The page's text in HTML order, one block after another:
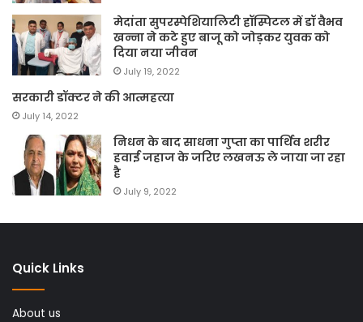
मेदांता सुपरस्पेशियालिटी हॉस्पिटल में डॉ वैभव
खन्ना ने कटे हुए बाजू को जोड़कर युवक को
दिया नया जीवन
July 19, 2022
सरकारी डॉक्टर ने की आत्महत्या
July 14, 2022
निधन के बाद साधना गुप्ता का पार्थिव शरीर
हवाई जहाज के जरिए लखनऊ ले जाया जा रहा
है
July 9, 2022
Quick Links
About us